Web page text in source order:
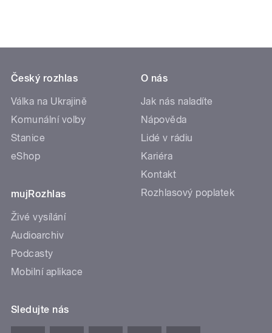
Český rozhlas
Válka na Ukrajině
Komunální volby
Stanice
eShop
mujRozhlas
Živé vysílání
Audioarchiv
Podcasty
Mobilní aplikace
O nás
Jak nás naladíte
Nápověda
Lidé v rádiu
Kariéra
Kontakt
Rozhlasový poplatek
Sledujte nás